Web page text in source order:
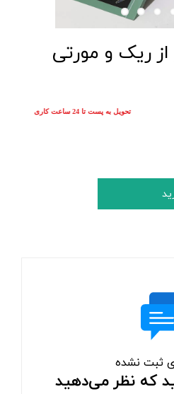
ریک و مورتی
ثبت نشده
که نظر می‌دهید
تحویل به پست تا 24 ساعت کاری